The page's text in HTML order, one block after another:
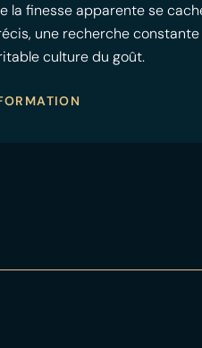
la finesse apparente se
une recherche constante
culture du goût.